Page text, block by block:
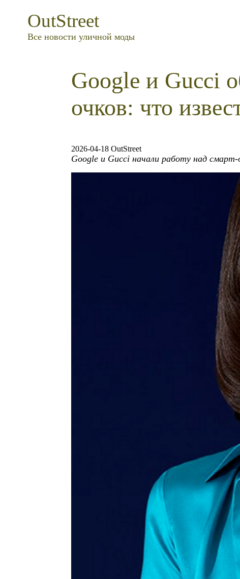
OutStreet
Все новости уличной моды
Google и Gucci
очков: что
2026-04-18 OutStreet
Google и Gucci начали работу над